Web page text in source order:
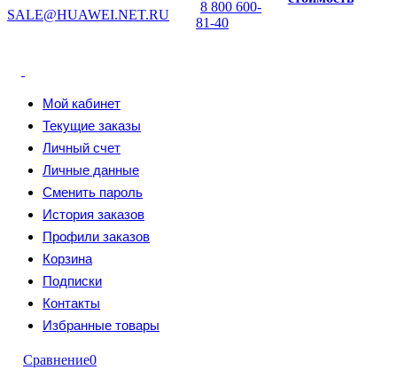
SALE@HUAWEI.NET.RU
8 800 600-
81-40
Мой кабинет
Текущие заказы
Личный счет
Личные данные
Сменить пароль
История заказов
Профили заказов
Корзина
Подписки
Контакты
Избранные товары
Сравнение0